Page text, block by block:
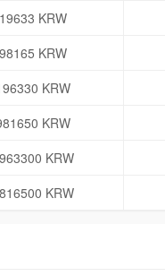
19633 KRW
98165 KRW
KRW
KRW
KRW
KRW